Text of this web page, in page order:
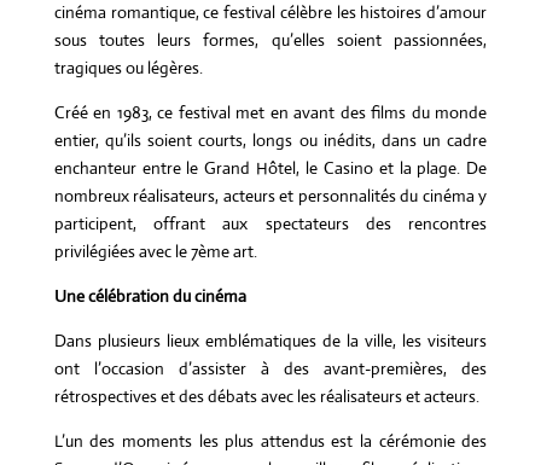
cinéma romantique, ce festival célèbre les histoires d’amour
sous toutes leurs formes, qu’elles soient passionnées,
tragiques ou légères.
Créé en 1983, ce festival met en avant des films du monde
entier, qu’ils soient courts, longs ou inédits, dans un cadre
enchanteur entre le Grand Hôtel, le Casino et la plage. De
nombreux réalisateurs, acteurs et personnalités du cinéma y
participent, offrant aux spectateurs des rencontres
privilégiées avec le 7ème art.
Une célébration du cinéma
Dans plusieurs lieux emblématiques de la ville, les visiteurs
ont l’occasion d’assister à des avant-premières, des
rétrospectives et des débats avec les réalisateurs et acteurs.
L’un des moments les plus attendus est la cérémonie des